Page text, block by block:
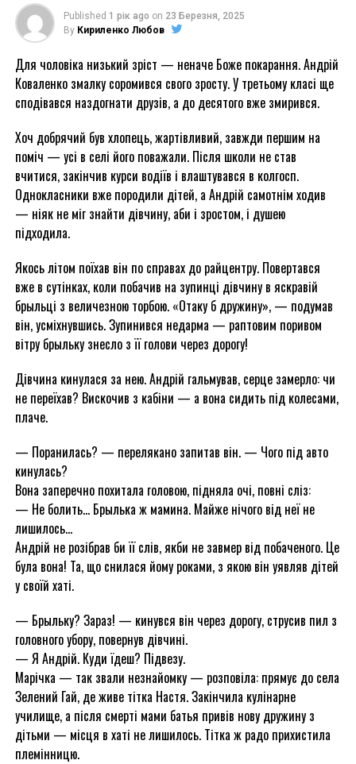
Published 1 рік ago on 23 Березня, 2025
By Кириленко Любов
Для чоловіка низький зріст — неначе Боже покарання. Андрій
Коваленко змалку соромився свого зросту. У третьому класі ще
сподівався наздогнати друзів, а до десятого вже змирився.
Хоч добрячий був хлопець, жартівливий, завжди першим на
поміч — усі в селі його поважали. Після школи не став
вчитися, закінчив курси водіїв і влаштувався в колгосп.
Однокласники вже породили дітей, а Андрій самотнім ходив
— ніяк не міг знайти дівчину, аби і зростом, і душею
підходила.
Якось літом поїхав він по справах до райцентру. Повертався
вже в сутінках, коли побачив на зупинці дівчину в яскравій
брыльці з величезною торбою. «Отаку б дружину», — подумав
він, усміхнувшись. Зупинився недарма — раптовим поривом
вітру брыльку знесло з її голови через дорогу!
Дівчина кинулася за нею. Андрій гальмував, серце замерло: чи
не переїхав? Вискочив з кабіни — а вона сидить під колесами,
плаче.
— Поранилась? — перелякано запитав він. — Чого під авто
кинулась?
Вона заперечно похитала головою, підняла очі, повні сліз:
— Не болить… Брылька ж мамина. Майже нічого від неї не
лишилось…
Андрій не розібрав би її слів, якби не завмер від побаченого. Це
була вона! Та, що снилася йому роками, з якою він уявляв дітей
у своїй хаті.
— Брыльку? Зараз! — кинувся він через дорогу, струсив пил з
головного убору, повернув дівчині.
— Я Андрій. Куди їдеш? Підвезу.
Марічка — так звали незнайомку — розповіла: прямує до села
Зелений Гай, де живе тітка Настя. Закінчила кулінарне
училище, а після смерті мами батья привів нову дружину з
дітьми — місця в хаті не лишилось. Тітка ж радо прихистила
племінницю.